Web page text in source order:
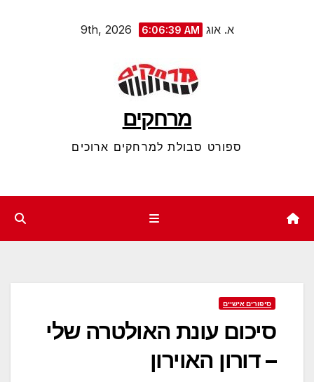
א. אוג 9th, 2026 6:06:40 AM
מרחקים
ספורט סבולת למרחקים ארוכים
סיפורים אישיים
סיכום עונת האולטרה שלי
– דורון האוירון